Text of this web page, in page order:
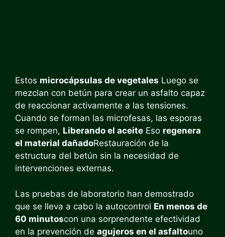
Estos microcápsulas de vegetales Luego se
mezclan con betún para crear un asfalto capaz
de reaccionar activamente a las tensiones.
Cuando se forman las microfesas, las esporas
se rompen, Liberando el aceite Eso regenera
el material dañadoRestauración de la
estructura del betún sin la necesidad de
intervenciones externas.
Las pruebas de laboratorio han demostrado
que se lleva a cabo la autocontrol En menos de
60 minutoscon una sorprendente efectividad
en la prevención de agujeros en el asfaltouno